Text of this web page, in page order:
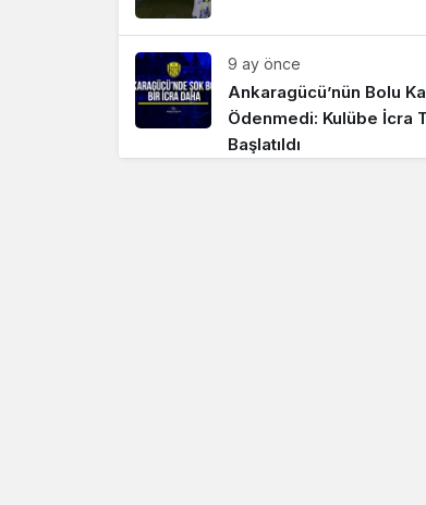
9 ay önce
Ankaragücü’nün Bolu
Ödenmedi: Kulübe İcra
Başlatıldı